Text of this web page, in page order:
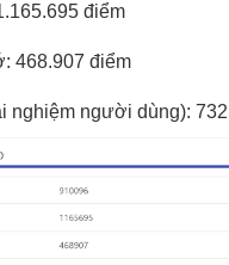
điểm
468.907 điểm
nghiệm người dùng):